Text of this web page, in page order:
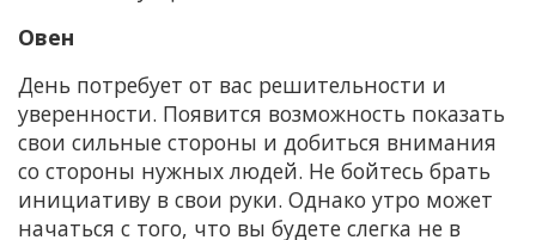
Овен
День потребует от вас решительности и
уверенности. Появится возможность показать
свои сильные стороны и добиться внимания
со стороны нужных людей. Не бойтесь брать
инициативу в свои руки. Однако утро может
начаться с того, что вы будете слегка не в